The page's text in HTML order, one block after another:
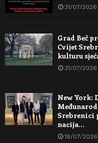
31/07/2026
Grad Beč
Cvijet
kulturu
31/07/2026
New York:
Srebrenici
nacija…
18/07/2026